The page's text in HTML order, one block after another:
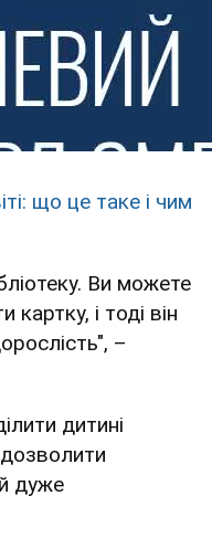
що це таке і чим
Ви можете
і тоді він
–
дитині
дуже